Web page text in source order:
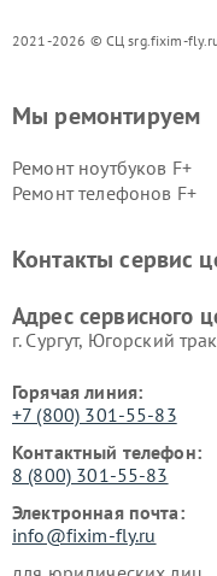
2021-2026 © СЦ srg.fixim-
Мы ремонтируем
Ремонт ноутбуков F+
Ремонт телефонов F+
Контакты сервис
Адрес сервисного
г. Сургут, Югорский
Горячая линия:
+7 (800) 301-55-83
Контактный телефон:
8 (800) 301-55-83
Электронная почта:
info@fixim-fly.ru